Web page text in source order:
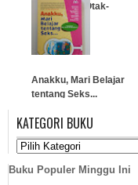
Plus Resep Otak-
Otak Lezat
Anakku, Mari Belajar
tentang Seks...
…
KATEGORI BUKU
Buku Populer Minggu Ini